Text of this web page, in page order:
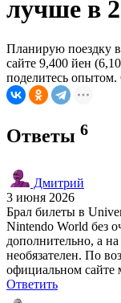
лучше в
Планирую поездку
сайте 9,400 йен
поделитесь
Ответы 6
Дмитрий
3 июня 2026
Брал билеты в
Nintendo World без
дополнительно, а
необязателен. По
официальном сайте
Ответить